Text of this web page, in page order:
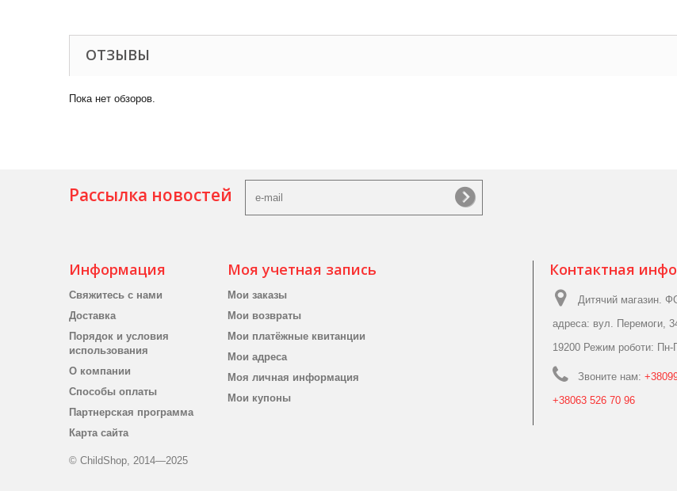
ОТЗЫВЫ
Пока нет обзоров.
Рассылка новостей
Информация
Свяжитесь с нами
Доставка
Порядок и условия
использования
О компании
Способы оплаты
Партнерская программа
Карта сайта
© ChildShop, 2014—2025
Моя учетная запись
Мои заказы
Мои возвраты
Мои платёжные квитанции
Мои адреса
Моя личная информация
Мои купоны
Контактная
Дитячий магазин.
адреса: вул. Перемоги,
19200 Режим роботи: Пн-
Звоните нам:
+38063 526 70 96